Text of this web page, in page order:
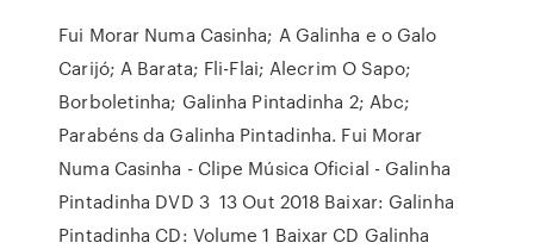
Fui Morar Numa Casinha; A Galinha e o Galo
Carijó; A Barata; Fli-Flai; Alecrim O Sapo;
Borboletinha; Galinha Pintadinha 2; Abc;
Parabéns da Galinha Pintadinha. Fui Morar
Numa Casinha - Clipe Música Oficial - Galinha
Pintadinha DVD 3 13 Out 2018 Baixar: Galinha
Pintadinha CD: Volume 1 Baixar CD Galinha